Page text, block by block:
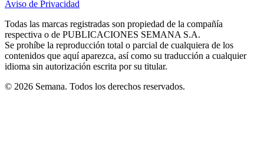
newnewnew
window
new
windowwindow
Aviso de Privacidad
new
window
Todas las marcas registradas son propiedad de la compañía
respectiva o de PUBLICACIONES SEMANA S.A.
Se prohíbe la reproducción total o parcial de cualquiera de los
contenidos que aquí aparezca, así como su traducción a cualquier
idioma sin autorización escrita por su titular.
© 2026 Semana. Todos los derechos reservados.